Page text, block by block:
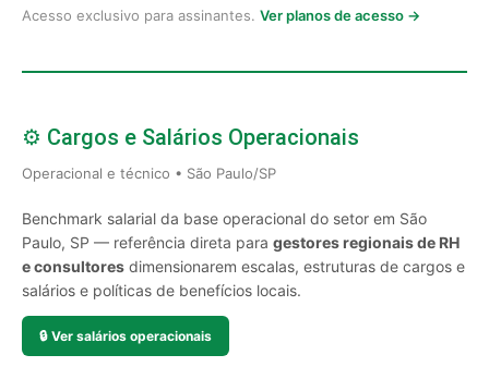
Acesso exclusivo para assinantes. Ver planos de acesso →
⚙️ Cargos e Salários Operacionais
Operacional e técnico • São Paulo/SP
Benchmark salarial da base operacional do setor em São
Paulo, SP — referência direta para gestores regionais de RH
e consultores dimensionarem escalas, estruturas de cargos e
salários e políticas de benefícios locais.
🔒 Ver salários operacionais